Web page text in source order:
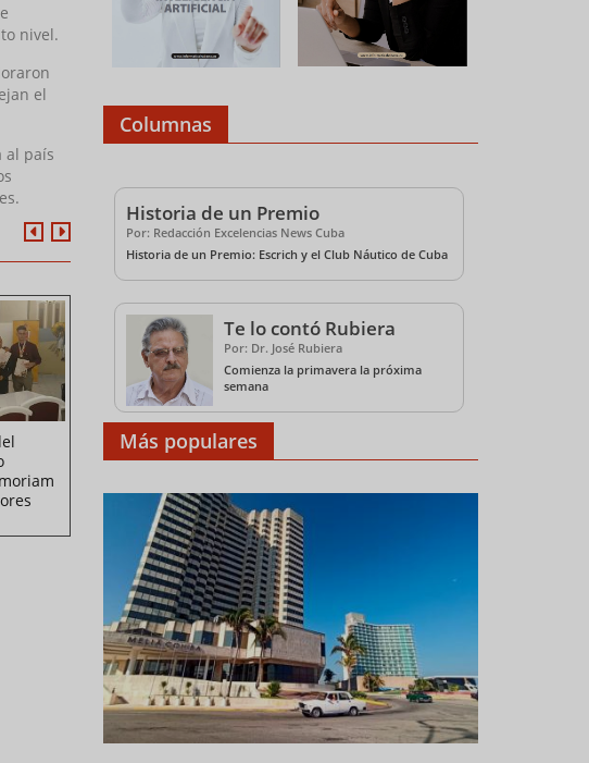
nivel.
el
al país
Cuba abre sus cielos y
fortalece el turismo en
de Varadero con
Columnas
Historia de un Premio
Por: Redacción Excelencias News Cuba
Historia de un Premio: Escrich y el Club Náutico de Cuba
Te lo contó Rubiera
Por: Dr. José Rubiera
Comienza la primavera la próxima
semana
Más populares